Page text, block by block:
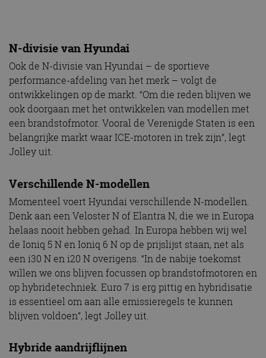
N-divisie van Hyundai
Ook de N-divisie van Hyundai – de sportieve
performance-afdeling van het merk – volgt de
ontwikkelingen op de markt. “Om die reden blijven we
ook doorgaan met het ontwikkelen van modellen met
een brandstofmotor. Vooral de Verenigde Staten is een
belangrijke markt waar ICE-motoren in trek zijn”, legt
Jolley uit.
Verschillende N-modellen
Momenteel voert Hyundai verschillende N-modellen.
Denk aan een Veloster N of Elantra N, die we in Europa
helaas nooit hebben gehad. In Europa hebben wij wel
de Ioniq 5 N en Ioniq 6 N op de prijslijst staan, net als
een i30 N en i20 N overigens. “In de nabije toekomst
willen we ons blijven focussen op brandstofmotoren en
op hybridetechniek. Euro 7 is erg pittig en hybridisatie
is essentieel om aan alle emissieregels te kunnen
blijven voldoen”, legt Jolley uit.
Hybride aandrijflijnen